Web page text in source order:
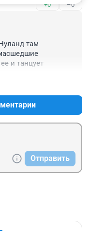
+0 –0
там
и танцует
Отправить